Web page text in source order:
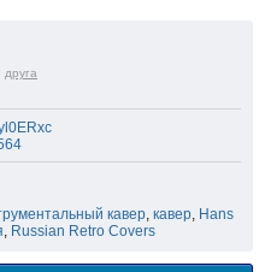
друга
кавер, кавер, Hans
, Russian Retro Covers